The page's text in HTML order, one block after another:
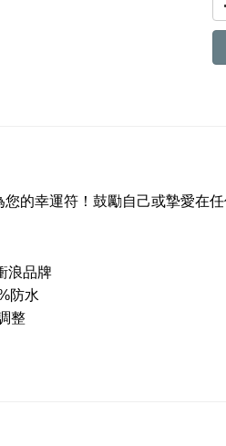
的幸運符！鼓勵自己或摯愛在
浪品牌
防水
整